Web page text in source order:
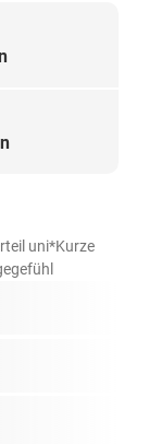
uni*Kurze